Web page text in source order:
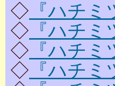
◇ 『ハチ
◇ 『ハチ
◇ 『ハチ
◇ 『ハチ